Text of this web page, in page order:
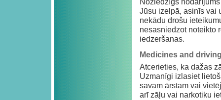
Jūsu izelpā, asinīs vai
nekādu drošu
nesasniedzot noteikto
iedzeršanas.
Medicines and
Atcerieties, ka dažas
Uzmanīgi izlasiet
savam ārstam vai
arī zāļu vai narkotiku